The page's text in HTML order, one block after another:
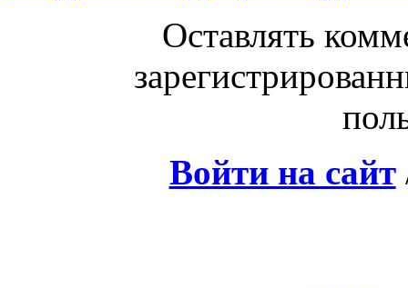
Оставлять
Войти на сайт